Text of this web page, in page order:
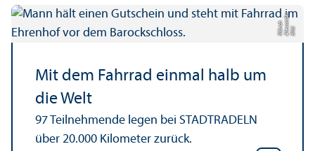
Bil
d:
Al
e
x
a
n d
e
rM
ü
n
c
h
Mit dem Fahrrad einmal halb um
die Welt
97 Teilnehmende legen bei STADTRADELN
über 20.000 Kilometer zurück.